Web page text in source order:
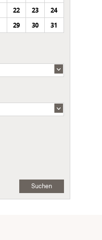
22 23
24
29 30 31
Suchen